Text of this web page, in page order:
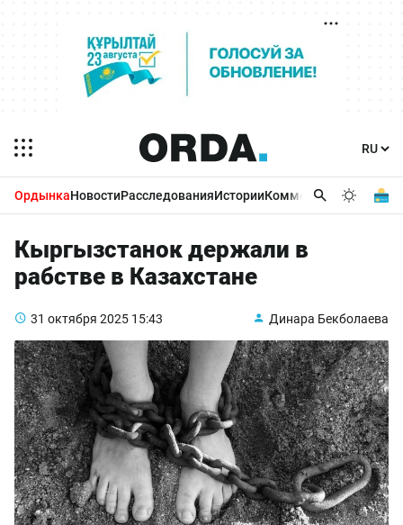
ОрдынкаНовостиРасследованияИсторииКомментарииБизнес
Кыргызстанок держали в
рабстве в Казахстане
31 октября 2025 15:43 Динара Бекболаева